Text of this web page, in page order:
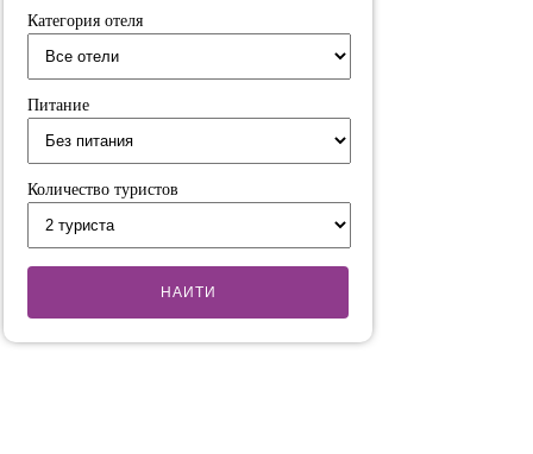
Категория отеля
Питание
Количество туристов
НАИТИ